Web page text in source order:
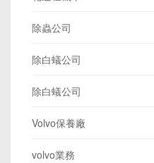
除蟲公司
除白蟻公司
除白蟻公司
Volvo保養廠
volvo業務